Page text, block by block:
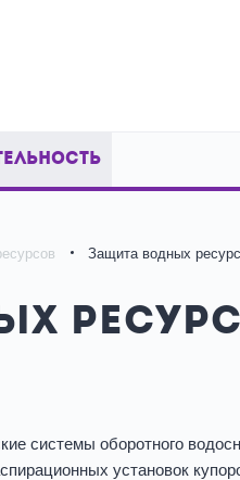
Защита водных
системы оборотного
установок